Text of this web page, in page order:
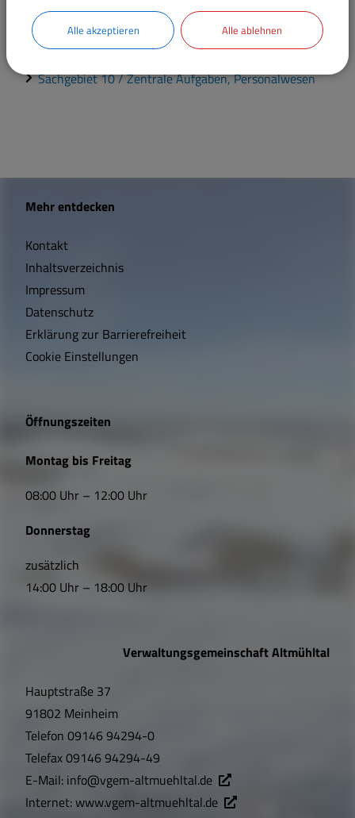
Sachgebiete
Abteilung 1 / Hauptamt
Sachgebiet 10 / Zentrale Aufgaben, Personalwesen
W
c
h
t
i
e
L
n
k
s
f
n
u
n
Mehr entdecken
Kontakt
Inhaltsverzeichnis
Impressum
Datenschutz
Erklärung zur Barrierefreiheit
Cookie Einstellungen
Öffnungszeiten
Montag bis Freitag
08:00 Uhr – 12:00 Uhr
Donnerstag
zusätzlich
14:00 Uhr – 18:00 Uhr
Verwaltungsgemeinschaft Altmühltal
Hauptstraße 37
91802 Meinheim
Telefon 09146 94294-0
Telefax09146 94294-49
E-Mail: info@vgem-altmuehltal.de
Internet:www.vgem-altmuehltal.de
Alle akzeptieren Alle ablehnen